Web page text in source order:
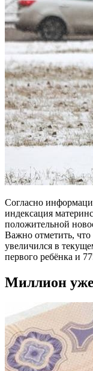
Согласно
индексация
положительной
Важно отметить, что
увеличился в
первого ребёнка и
Миллион